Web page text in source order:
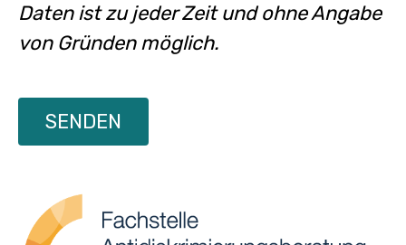
Daten ist zu jeder Zeit und ohne Angabe
von Gründen möglich.